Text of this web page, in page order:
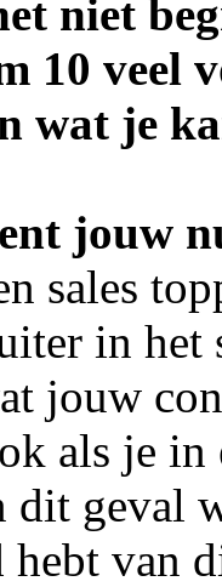
niet
10 veel
wat je
jouw
sales
in het
jouw
als je in
dit geval
hebt van